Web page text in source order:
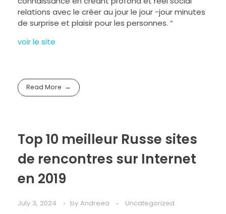
relations avec le créer au jour le jour -jour minutes
de surprise et plaisir pour les personnes. “
voir le site
Read More
Top 10 meilleur Russe sites
de rencontres sur Internet
en 2019
July 3, 2024 by Andreea Uncategorized